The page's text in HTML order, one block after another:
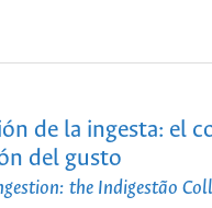
de la ingesta: el
del gusto
the Indigestão